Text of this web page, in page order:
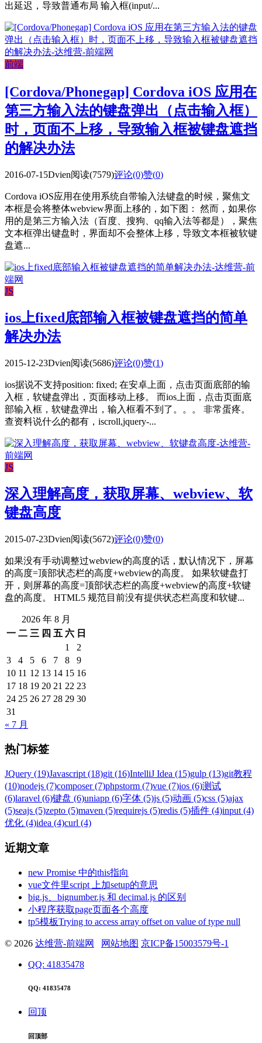
出延迟，导致普通布局 输入框(input/...
前端
[Cordova/Phonegap] Cordova iOS 应用在
第三方输入法的键盘弹出（点击输入框）
时，页面不上移，导致输入框被键盘遮挡
的解决办法
2016-07-15Dvien阅读(7579)评论(0)赞(0)
Cordova iOS应用在使用系统自带输入法键盘的时候，聚焦文
本框是会将整体webview界面上移的，如下图： 然而，如果你
用的是第三方输入法（百度、搜狗、qq输入法等都是），聚焦
文本框弹出键盘时，界面却不会整体上移，导致文本框被软键
盘遮...
JS
ios上fixed底部输入框被键盘遮挡的简单
解决办法
2015-12-23Dvien阅读(5686)评论(0)赞(1)
ios据说不支持position: fixed; 在安卓上面，点击页面底部的输
入框，软键盘弹出，页面移动上移。 而ios上面，点击页面底
部输入框，软键盘弹出，输入框看不到了。。。 非常蛋疼。
查资料说什么的都有，iscroll,jquery-...
JS
深入理解高度，获取屏幕、webview、软
键盘高度
2015-07-23Dvien阅读(5672)评论(0)赞(0)
如果没有手动调整过webview的高度的话，默认情况下，屏幕
的高度=顶部状态栏的高度+webview的高度。 如果软键盘打
开，则屏幕的高度=顶部状态栏的高度+webview的高度+软键
盘的高度。 HTML5 规范目前没有提供状态栏高度和软键...
2026 年 8 月
一 二 三 四 五 六 日
1
2
3
4 5 6 7 8
9
10 11 12 13 14 15 16
17 18 19 20 21 22 23
24 25 26 27 28 29 30
31
« 7 月
热门标签
JQuery (19)Javascript (18)git (16)IntelliJ Idea (15)gulp (13)git教程
(10)nodejs (7)composer (7)phpstorm (7)vue (7)ios (6)测试
(6)laravel (6)键盘 (6)uniapp (6)字体 (5)js (5)动画 (5)css (5)ajax
(5)seajs (5)zepto (5)maven (5)requirejs (5)redis (5)插件 (4)input (4)
优化 (4)idea (4)curl (4)
近期文章
new Promise 中的this指向
vue文件里script 上加setup的意思
big.js、bignumber.js 和 decimal.js 的区别
小程序获取page页面各个高度
tp5模板Trying to access array offset on value of type null
© 2026 达维营-前端网 网站地图 京ICP备15003579号-1
QQ: 41835478
QQ: 41835478
回顶
回顶部